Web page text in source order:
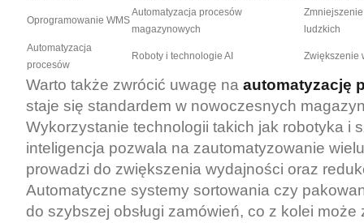
Oprogramowanie WMS
Automatyzacja procesów
magazynowych
Zmniejszenie
ludzkich
Automatyzacja
procesów
Roboty i technologie AI Zwiększenie
Warto także zwrócić uwagę na automatyzację
staje się standardem w nowoczesnych
Wykorzystanie technologii takich jak robotyka i
inteligencja pozwala na zautomatyzowanie
prowadzi do zwiększenia wydajności oraz
Automatyczne systemy sortowania czy
do szybszej obsługi zamówień, co z kolei może